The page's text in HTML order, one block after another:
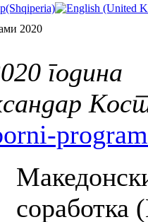
2020
година